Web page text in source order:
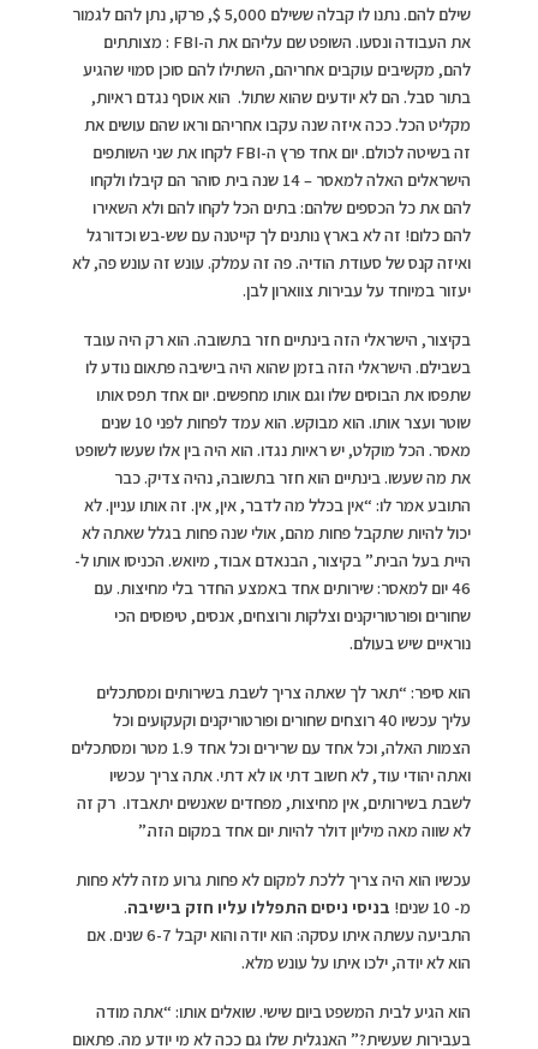
שילם להם. נתנו לו קבלה ששילם 5,000 $, פרקו, נתן להם לגמור
את העבודה ונסעו. השופט שם עליהם את ה-FBI : מצותתים
להם, מקשיבים עוקבים אחריהם, השתילו להם סוכן סמוי שהגיע
בתור סבל. הם לא יודעים שהוא שתול. הוא אוסף נגדם ראיות,
מקליט הכל. ככה איזה שנה עקבו אחריהם וראו שהם עושים את
זה בשיטה לכולם. יום אחד פרץ ה-FBI לקחו את שני השותפים
הישראלים האלה למאסר – 14 שנה בית סוהר הם קיבלו ולקחו
להם את כל הכספים שלהם: בתים הכל לקחו להם ולא השאירו
להם כלום! זה לא בארץ נותנים לך קייטנה עם שש-בש וכדורגל
ואיזה קנס של סעודת הודיה. פה זה עמלק. עונש זה עונש פה, לא
יעזור במיוחד על עבירות צווארון לבן.
בקיצור, הישראלי הזה בינתיים חזר בתשובה. הוא רק היה עובד
בשבילם. הישראלי הזה בזמן שהוא היה בישיבה פתאום נודע לו
שתפסו את הבוסים שלו וגם אותו מחפשים. יום אחד תפס אותו
שוטר ועצר אותו. הוא מבוקש. הוא עמד לפחות לפני 10 שנים
מאסר. הכל מוקלט, יש ראיות נגדו. הוא היה בין אלו שעשו לשופט
את מה שעשו. בינתיים הוא חזר בתשובה, נהיה צדיק. כבר
התובע אמר לו: “אין בכלל מה לדבר, אין, אין. זה אותו עניין. לא
יכול להיות שתקבל פחות מהם, אולי שנה פחות בגלל שאתה לא
היית בעל הבית.” בקיצור, הבנאדם אבוד, מיואש. הכניסו אותו ל-
46 יום למאסר: שירותים אחד באמצע החדר בלי מחיצות. עם
שחורים ופורטוריקנים וצלקות ורוצחים, אנסים, טיפוסים הכי
נוראיים שיש בעולם.
הוא סיפר: “תאר לך שאתה צריך לשבת בשירותים ומסתכלים
עליך עכשיו 40 רוצחים שחורים ופורטוריקנים וקעקועים וכל
הצמות האלה, וכל אחד עם שרירים וכל אחד 1.9 מטר ומסתכלים
ואתה יהודי עוד, לא חשוב דתי או לא דתי. אתה צריך עכשיו
לשבת בשירותים, אין מחיצות, מפחדים שאנשים יתאבדו. רק זה
לא שווה מאה מיליון דולר להיות יום אחד במקום הזה.”
עכשיו הוא היה צריך ללכת למקום לא פחות גרוע מזה ללא פחות
מ- 10 שנים!
בניסי ניסים התפללו עליו חזק בישיבה.
התביעה עשתה איתו עסקה: הוא יודה והוא יקבל 6-7 שנים. אם
הוא לא יודה, ילכו איתו על עונש מלא.
הוא הגיע לבית המשפט ביום שישי. שואלים אותו: “אתה מודה
בעבירות שעשית?” האנגלית שלו גם ככה לא מי יודע מה. פתאום